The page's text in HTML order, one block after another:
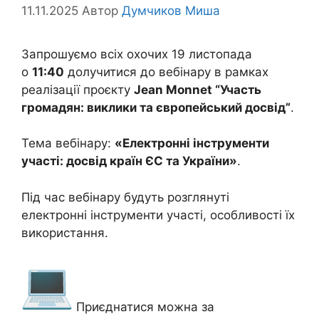
11.11.2025 Автор Думчиков Миша
Запрошуємо всіх охочих 19 листопада
о 11:40 долучитися до вебінару в рамках
реалізації проєкту Jean Monnet “Участь
громадян: виклики та європейський досвід”.
Тема вебінару: «Електронні інструменти
участі: досвід країн ЄС та України».
Під час вебінару будуть розглянуті
електронні інструменти участі, особливості їх
використання.
Приєднатися можна за